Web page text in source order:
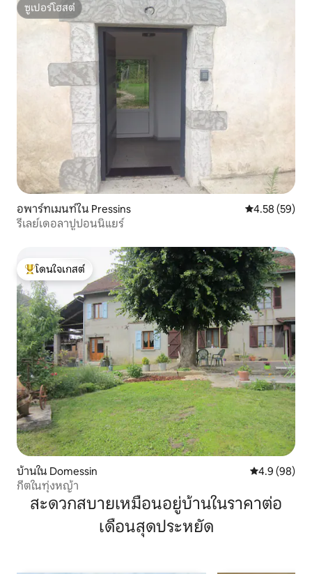
ซูเปอร์โฮสต์
ซูเปอร์โฮสต์
อพาร์ทเมนท์ใน Pressins คะแนนเฉลี่ย
4.58 (59)
รีเลย์เดอลาปูปอนนิแยร์
โดนใจเกสต์ที่สุด
โดนใจเกสต์
บ้านใน Domessin คะแนนเฉลี่ย
4.9 (98)
กีตในทุ่งหญ้า
สะดวกสบายเหมือนอยู่บ้านในราคาต่อ
เดือนสุดประหยัด